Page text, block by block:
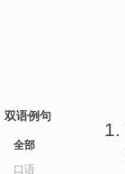
双语例句
全部
口语